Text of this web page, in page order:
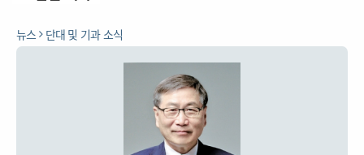
뉴스 단대 및 기과 소식